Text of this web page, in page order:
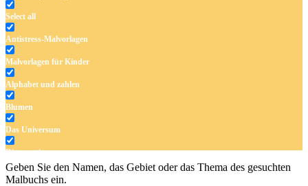
Select all
Antistress-Malvorlagen
Malvorlagen für Kinder
Alphabet und zahlen
Blumen
Das Universum
Dinosaurier
Früchte und Gemüse
Geben Sie den Namen, das Gebiet oder das Thema des gesuchten
Malbuchs ein.